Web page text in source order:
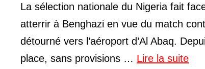
La sélection nationale du Nigeria fait
atterrir à Benghazi en vue du match
détourné vers l’aéroport d’Al Abaq.
place, sans provisions … Lire la suite